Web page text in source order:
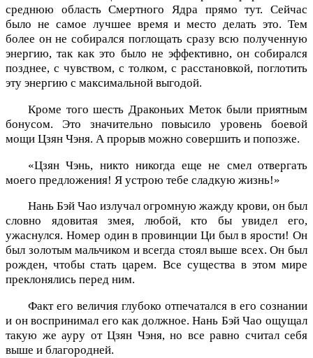
среднюю область Смертного Ядра прямо тут. Сейчас
было не самое лучшее время и место делать это. Тем
более он не собирался поглощать сразу всю полученную
энергию, так как это было не эффективно, он собирался
позднее, с чувством, с толком, с расстановкой, поглотить
эту энергию с максимальной выгодой.
Кроме того шесть Драконьих Меток были приятным
бонусом. Это значительно повысило уровень боевой
мощи Цзян Чэня. А прорыв можно совершить и попозже.
«Цзян Чэнь, никто никогда еще не смел отвергать
моего предложения! Я устрою тебе сладкую жизнь!»
Нань Бэй Чао излучал огромную жажду крови, он был
словно ядовитая змея, любой, кто бы увидел его,
ужаснулся. Номер один в провинции Ци был в ярости! Он
был золотым мальчиком и всегда стоял выше всех. Он был
рожден, чтобы стать царем. Все существа в этом мире
преклонялись перед ним.
Факт его величия глубоко отпечатался в его сознании
и он воспринимал его как должное. Нань Бэй Чао ощущал
такую же ауру от Цзян Чэня, но все равно считал себя
выше и благородней.